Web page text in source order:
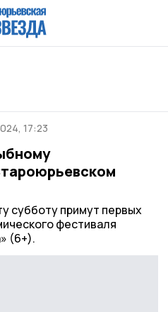
17:23
субботу примут первых
фестиваля
(6+).